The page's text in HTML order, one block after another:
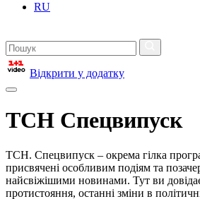
RU
Відкрити у додатку
ТСН Спецвипуск
ТСН. Спецвипуск – окрема гілка
присвячені особливим подіям та
найсвіжішими новинами. Тут ви
протистояння, останні зміни в